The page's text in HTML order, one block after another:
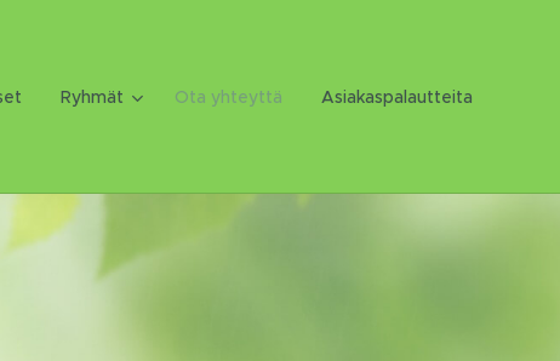
Ryhmät Ota yhteyttä Asiakaspalautteita